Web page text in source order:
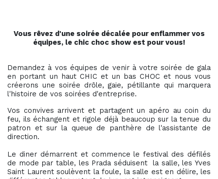
Vous rêvez d'une soirée décalée pour enflammer vos
équipes, le chic choc show est pour vous!
Demandez à vos équipes de venir à votre soirée de gala
en portant un haut CHIC et un bas CHOC et nous vous
créerons une soirée drôle, gaie, pétillante qui marquera
l'histoire de vos soirées d'entreprise.
Vos convives arrivent et partagent un apéro au coin du
feu, ils échangent et rigole déjà beaucoup sur la tenue du
patron et sur la queue de panthère de l'assistante de
direction.
Le diner démarrent et commence le festival des défilés
de mode par table, les Prada séduisent la salle, les Yves
Saint Laurent soulèvent la foule, la salle est en délire, les